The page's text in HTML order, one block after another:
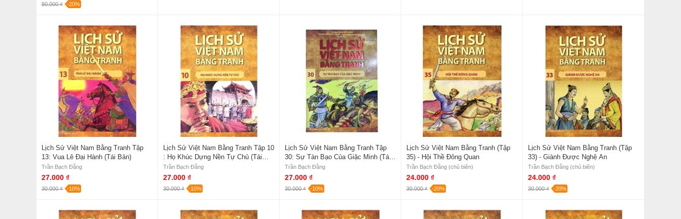
80.000 ₫ -20%
Lịch Sử Việt Nam Bằng Tranh Tập
13: Vua Lê Đại Hành (Tái Bản)
Trần Bạch Đằng
27.000 ₫
30.000 ₫ -10%
Lịch Sử Việt Nam Bằng Tranh Tập 10
: Họ Khúc Dựng Nền Tự Chủ (Tái
Bản)
Trần Bạch Đằng
27.000 ₫
30.000 ₫ -10%
Lịch Sử Việt Nam Bằng Tranh Tập
30: Sự Tàn Bạo Của Giặc Minh (Tái
Bản)
Trần Bạch Đằng
27.000 ₫
30.000 ₫ -10%
Lịch Sử Việt Nam Bằng Tranh (Tập
35) - Hội Thề Đông Quan
Trần Bạch Đằng (chủ biên)
24.000 ₫
30.000 ₫ -20%
Lịch Sử Việt Nam Bằng Tranh (Tập
33) - Giành Được Nghệ An
Trần Bạch Đằng (chủ biên)
24.000 ₫
30.000 ₫ -20%